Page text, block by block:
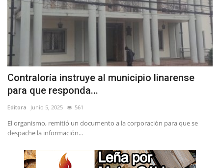
Contraloría instruye al municipio linarense
para que responda...
Editora Junio 5, 2025 561
El organismo, remitió un documento a la corporación para que se
despache la información...